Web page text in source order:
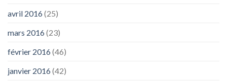
avril 2016(25)
mars 2016(23)
février 2016(46)
janvier 2016(42)